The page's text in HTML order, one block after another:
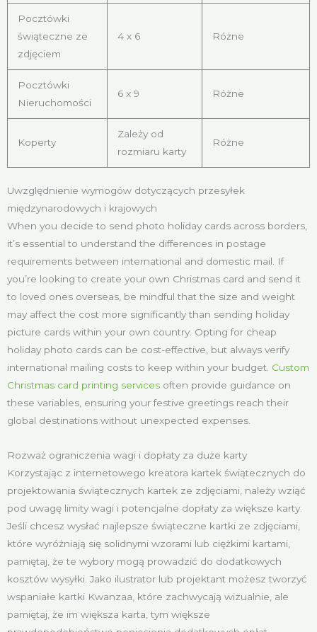
Pocztówki
świąteczne ze
zdjęciem
4 x 6 Różne
Pocztówki
Nieruchomości
6 x 9 Różne
Koperty
Zależy od
rozmiaru karty
Różne
Uwzględnienie wymogów dotyczących przesyłek
międzynarodowych i krajowych
When you decide to send photo holiday cards across borders,
it’s essential to understand the differences in postage
requirements between international and domestic mail. If
you’re looking to create your own Christmas card and send it
to loved ones overseas, be mindful that the size and weight
may affect the cost more significantly than sending holiday
picture cards within your own country. Opting for cheap
holiday photo cards can be cost-effective, but always verify
international mailing costs to keep within your budget. Custom
Christmas card printing services often provide guidance on
these variables, ensuring your festive greetings reach their
global destinations without unexpected expenses.
Rozważ ograniczenia wagi i dopłaty za duże karty
Korzystając z internetowego kreatora kartek świątecznych do
projektowania świątecznych kartek ze zdjęciami, należy wziąć
pod uwagę limity wagi i potencjalne dopłaty za większe karty.
Jeśli chcesz wysłać najlepsze świąteczne kartki ze zdjęciami,
które wyróżniają się solidnymi wzorami lub ciężkimi kartami,
pamiętaj, że te wybory mogą prowadzić do dodatkowych
kosztów wysyłki. Jako ilustrator lub projektant możesz tworzyć
wspaniałe kartki Kwanzaa, które zachwycają wizualnie, ale
pamiętaj, że im większa karta, tym większe